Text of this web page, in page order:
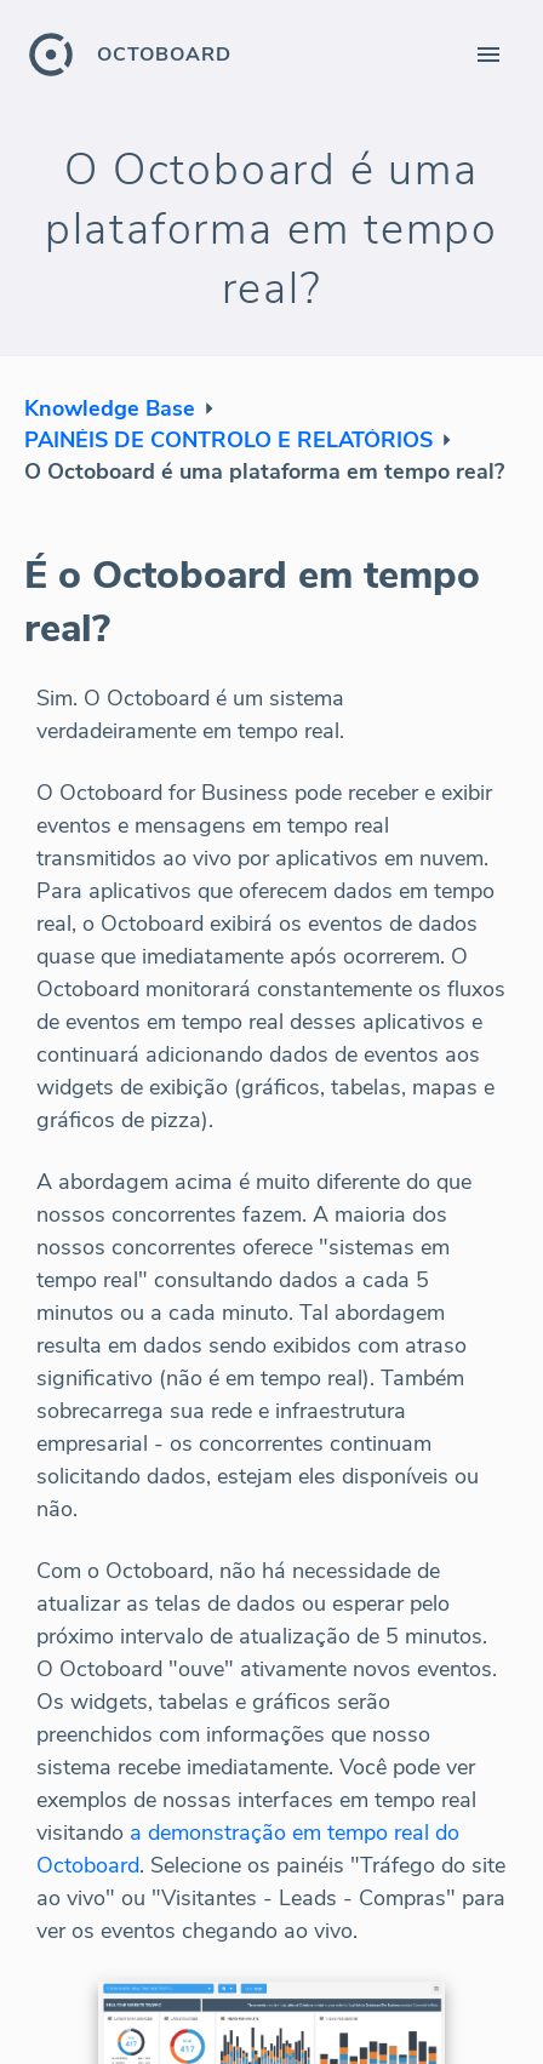
OCTOBOARD
O Octoboard é uma
plataforma em tempo
real?
Knowledge Base
PAINÉIS DE CONTROLO E RELATÓRIOS
O Octoboard é uma plataforma em tempo real?
É o Octoboard em tempo
real?
Sim. O Octoboard é um sistema
verdadeiramente em tempo real.
O Octoboard for Business pode receber e exibir
eventos e mensagens em tempo real
transmitidos ao vivo por aplicativos em nuvem.
Para aplicativos que oferecem dados em tempo
real, o Octoboard exibirá os eventos de dados
quase que imediatamente após ocorrerem. O
Octoboard monitorará constantemente os fluxos
de eventos em tempo real desses aplicativos e
continuará adicionando dados de eventos aos
widgets de exibição (gráficos, tabelas, mapas e
gráficos de pizza).
A abordagem acima é muito diferente do que
nossos concorrentes fazem. A maioria dos
nossos concorrentes oferece "sistemas em
tempo real" consultando dados a cada 5
minutos ou a cada minuto. Tal abordagem
resulta em dados sendo exibidos com atraso
significativo (não é em tempo real). Também
sobrecarrega sua rede e infraestrutura
empresarial - os concorrentes continuam
solicitando dados, estejam eles disponíveis ou
não.
Com o Octoboard, não há necessidade de
atualizar as telas de dados ou esperar pelo
próximo intervalo de atualização de 5 minutos.
O Octoboard "ouve" ativamente novos eventos.
Os widgets, tabelas e gráficos serão
preenchidos com informações que nosso
sistema recebe imediatamente. Você pode ver
exemplos de nossas interfaces em tempo real
visitando a demonstração em tempo real do
Octoboard. Selecione os painéis "Tráfego do site
ao vivo" ou "Visitantes - Leads - Compras" para
ver os eventos chegando ao vivo.